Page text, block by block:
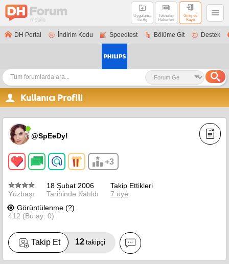
Uygulama
ile Aç
Teknoloji
Haberleri
Giriş ve
Kayıt
DH Portal İndirim Kodu Speedtest Bölüme Git Destek
Kullanıcı Profili
@SpEeDy!
+3
Yüzbaşı
18 Şubat 2006
Tarihinde Katıldı
Takip Ettikleri
7 üye
Görüntülenme (?)
412 (Bu ay: 0)
Takip Et 12 takipçi